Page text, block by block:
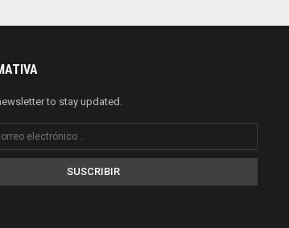
to stay updated.
SUSCRIBIR